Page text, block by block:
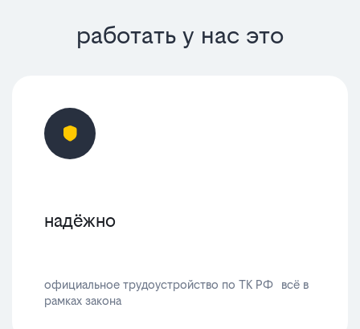
работать у нас это
надёжно
официальное трудоустройство по ТК РФ всё в
рамках закона